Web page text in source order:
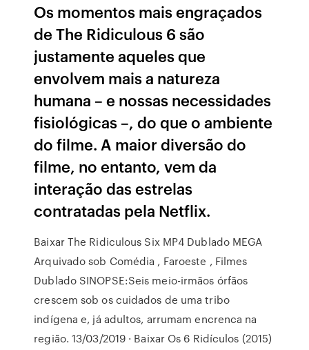
Os momentos mais engraçados
de The Ridiculous 6 são
justamente aqueles que
envolvem mais a natureza
humana – e nossas necessidades
fisiológicas –, do que o ambiente
do filme. A maior diversão do
filme, no entanto, vem da
interação das estrelas
contratadas pela Netflix.
Baixar The Ridiculous Six MP4 Dublado MEGA
Arquivado sob Comédia , Faroeste , Filmes
Dublado SINOPSE:Seis meio-irmãos órfãos
crescem sob os cuidados de uma tribo
indígena e, já adultos, arrumam encrenca na
região. 13/03/2019 · Baixar Os 6 Ridículos (2015)